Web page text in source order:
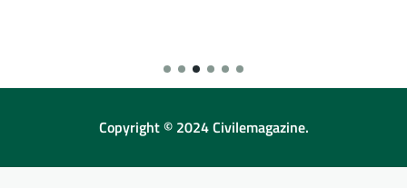
Copyright © 2024 Civilemagazine.